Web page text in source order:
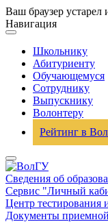
Ваш браузер
Навигация
Школьнику
Абитуриенту
Обучающемуся
Сотруднику
Выпускнику
Волонтеру
Рейтинг в
Сведения об
Сервис "Личный
Центр тестирования
Документы